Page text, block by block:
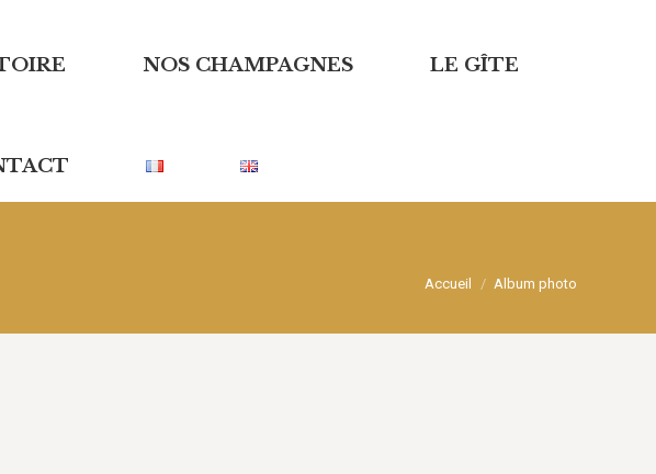
NOS CHAMPAGNES LE GÎTE
Vous êtes ici :
Accueil Album photo
LE GÎTE CONTACT